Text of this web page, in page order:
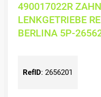
490017022R
LENKGETRIEBE
BERLINA 5P-
RefID: 2656201